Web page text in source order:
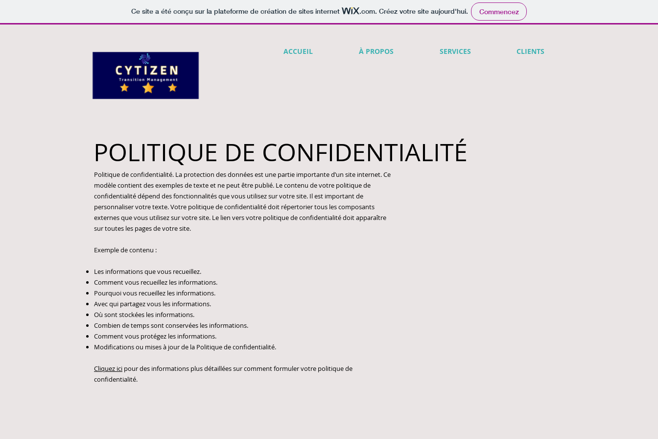
Ce site a été conçu sur la plateforme de création de sites internet .com. Créez votre site aujourd'hui. Commencez
ACCUEIL À PROPOS SERVICES CLIENTS
POLITIQUE DE CONFIDENTIALITÉ
Politique de confidentialité. La protection des données est une partie importante d’un site internet. Ce
modèle contient des exemples de texte et ne peut être publié. Le contenu de votre politique de
confidentialité dépend des fonctionnalités que vous utilisez sur votre site. Il est important de
personnaliser votre texte. Votre politique de confidentialité doit répertorier tous les composants
externes que vous utilisez sur votre site. Le lien vers votre politique de confidentialité doit apparaître
sur toutes les pages de votre site.
Exemple de contenu :
Les informations que vous recueillez.
Comment vous recueillez les informations.
Pourquoi vous recueillez les informations.
Avec qui partagez vous les informations.
Où sont stockées les informations.
Combien de temps sont conservées les informations.
Comment vous protégez les informations.
Modifications ou mises à jour de la Politique de confidentialité.
Cliquez ici pour des informations plus détaillées sur comment formuler votre politique de
confidentialité.